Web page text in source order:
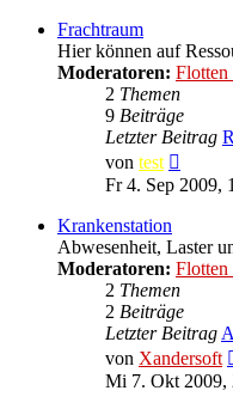
Frachtraum
Hier können auf
Moderatoren:
2 Themen
9 Beiträge
Letzter Beitrag
von test
Beitrag
Fr 4. Sep 2009,
Krankenstation
Abwesenheit, Laster
Moderatoren:
2 Themen
2 Beiträge
Letzter Beitrag
von Xandersoft
Mi 7. Okt 2009,